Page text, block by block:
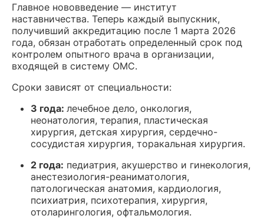
Главное нововведение — институт
наставничества. Теперь каждый выпускник,
получивший аккредитацию после 1 марта 2026
года, обязан отработать определенный срок под
контролем опытного врача в организации,
входящей в систему ОМС.
Сроки зависят от специальности:
3 года: лечебное дело, онкология,
неонатология, терапия, пластическая
хирургия, детская хирургия, сердечно-
сосудистая хирургия, торакальная хирургия.
2 года: педиатрия, акушерство и гинекология,
анестезиология-реаниматология,
патологическая анатомия, кардиология,
психиатрия, психотерапия, хирургия,
отоларингология, офтальмология.